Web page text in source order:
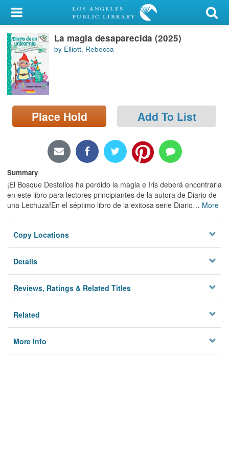
My Account
Library Card
Sign In
Search
Locations/Hours (external
page)
La magia desaparecida (2025)
by Elliott, Rebecca
Place Hold Add To List
Summary
¡El Bosque Destellos ha perdido la magia e Iris deberá encontrarla
en este libro para lectores principiantes de la autora de Diario de
una Lechuza!En el séptimo libro de la exitosa serie Diario… More
Copy Locations
Details
Reviews, Ratings & Related Titles
Related
More Info